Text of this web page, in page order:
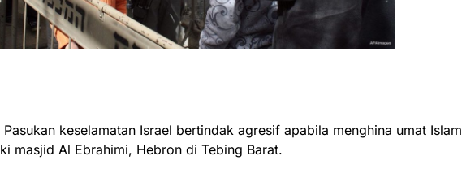
Pasukan keselamatan Israel bertindak agresif apabila menghina umat Islam
masjid Al Ebrahimi, Hebron di Tebing Barat.